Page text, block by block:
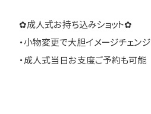
✿成人式お持ち込みショット✿
・小物変更で大胆イメージチェンジ
・成人式当日お支度ご予約も可能